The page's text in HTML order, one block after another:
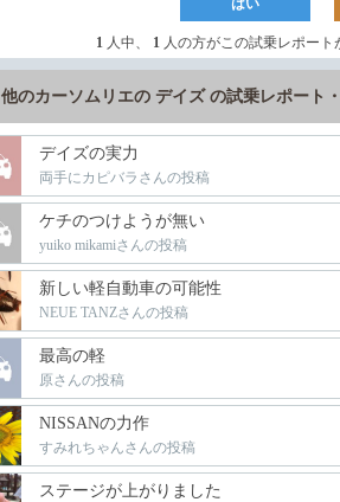
はい
1 人中、 1 人の方がこの試乗レポート
他のカーソムリエの デイズ の試乗レポート
デイズの実力
両手にカピバラさんの投稿
ケチのつけようが無い
yuiko mikamiさんの投稿
新しい軽自動車の可能性
NEUE TANZさんの投稿
最高の軽
原さんの投稿
NISSANの力作
すみれちゃんさんの投稿
ステージが上がりました